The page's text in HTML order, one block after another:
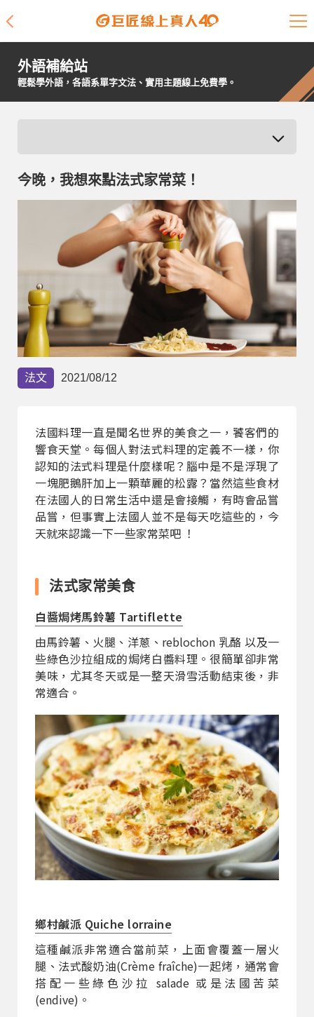
課程介紹
開課查詢
學員故事
企業客戶
就業輔導
部落格
線上體驗
部落格 粉絲團 影音頻道
外語補給站
輕鬆學外語，各語系單字文法、實用主題線上免費學。
今晚，我想來點法式家常菜！
法文 2021/08/12
法國料理一直是聞名世界的美食之一，饕客們的
響食天堂。每個人對法式料理的定義不一樣，你
認知的法式料理是什麼樣呢？腦中是不是浮現了
一塊肥鵝肝加上一顆華麗的松露？當然這些食材
在法國人的日常生活中還是會接觸，有時會品嘗
品嘗，但事實上法國人並不是每天吃這些的，今
天就來認識一下一些家常菜吧 ！
法式家常美食
白醬焗烤馬鈴薯 Tartiflette
由馬鈴薯、火腿、洋蔥、reblochon 乳酪 以及一
些綠色沙拉組成的焗烤白醬料理。很簡單卻非常
美味，尤其冬天或是一整天滑雪活動結束後，非
常適合。
鄉村鹹派 Quiche lorraine
這種鹹派非常適合當前菜，上面會覆蓋一層火
腿、法式酸奶油(Crème fraîche)一起烤，通常會
搭配一些綠色沙拉 salade 或是法國苦菜
(endive)。